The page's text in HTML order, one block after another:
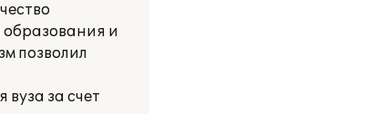
и
позволил
за счет